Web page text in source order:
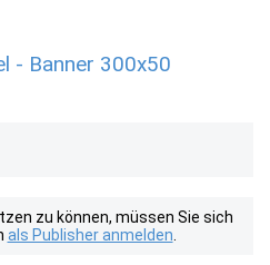
- Banner 300x50
zu können, müssen Sie sich
als Publisher anmelden